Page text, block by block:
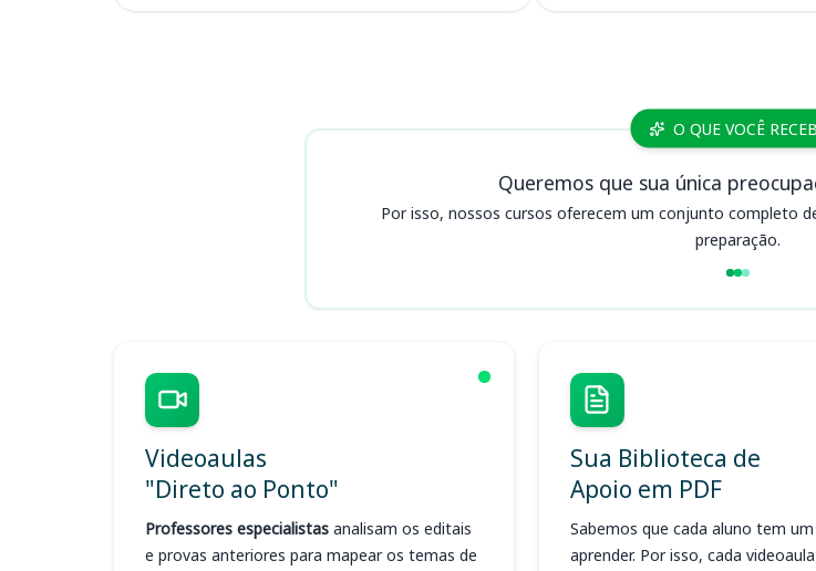
O QUE VOCÊ
Queremos que sua única
Por isso, nossos cursos oferecem um conjunto completo
preparação.
Videoaulas
"Direto ao Ponto"
Professores especialistas analisam os editais
e provas anteriores para mapear os temas de
Sua Biblioteca de
Apoio em PDF
Sabemos que cada aluno tem
aprender. Por isso, cada